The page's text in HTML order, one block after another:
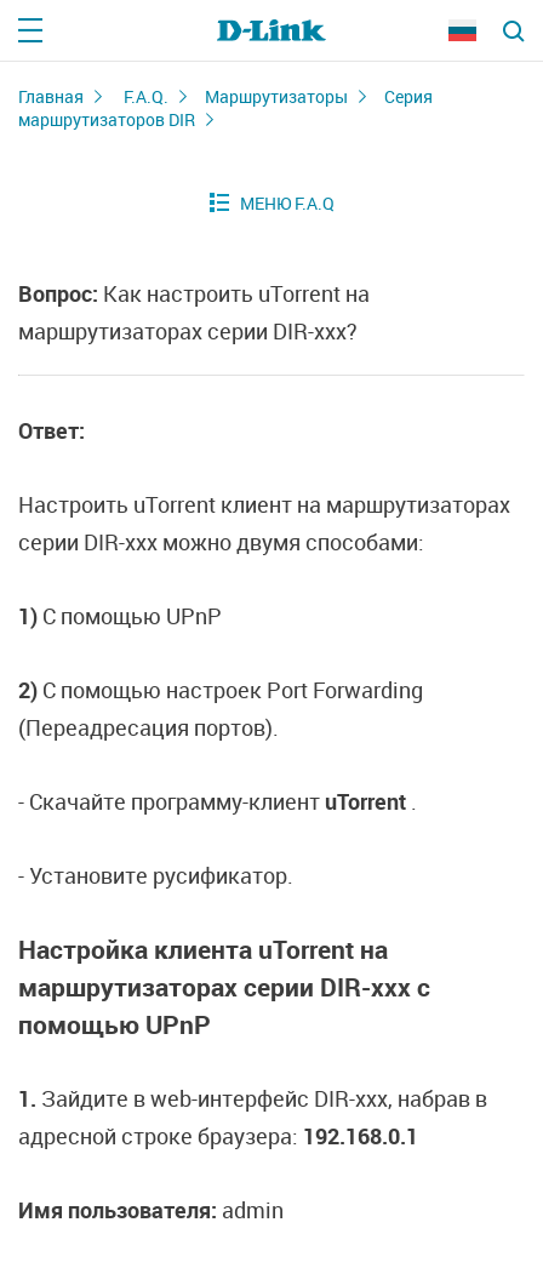
Главная F.A.Q. Маршрутизаторы
Серия
маршрутизаторов DIR
Вопрос: Как настроить uTorrent на
маршрутизаторах серии DIR-ххх?
Ответ:
Настроить uTorrent клиент на маршрутизаторах
серии DIR-ххх можно двумя способами:
1) C помощью UPnP
2) C помощью настроек Port Forwarding
(Переадресация портов).
- Скачайте программу-клиент uTorrent .
- Установите русификатор.
Настройка клиента uTorrent на
маршрутизаторах серии DIR-ххх c
помощью UPnP
1. Зайдите в web-интерфейс DIR-xxx, набрав в
адресной строке браузера: 192.168.0.1
Имя пользователя: admin